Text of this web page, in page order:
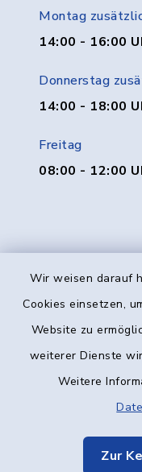
Wir weisen darauf
Cookies einsetzen,
Website zu
weiterer Dienste
Weitere
Zur
Montag
14:00 - 16:00
Donnerstag
14:00 - 18:00
Freitag
08:00 - 12:00